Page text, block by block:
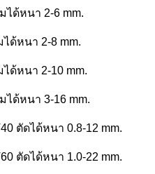
ได้หนา 2-6 mm.
ได้หนา 2-8 mm.
ได้หนา 2-10 mm.
ได้หนา 3-16 mm.
ตัดได้หนา 0.8-12 mm.
ตัดได้หนา 1.0-22 mm.